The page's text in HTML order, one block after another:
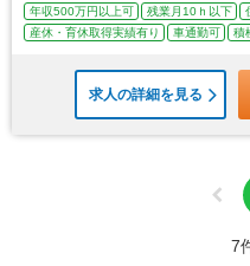
年収500万円以上可 残業月10ｈ以下
産休・育休取得実績有り
車通勤可 積
求人の詳細を見る
7